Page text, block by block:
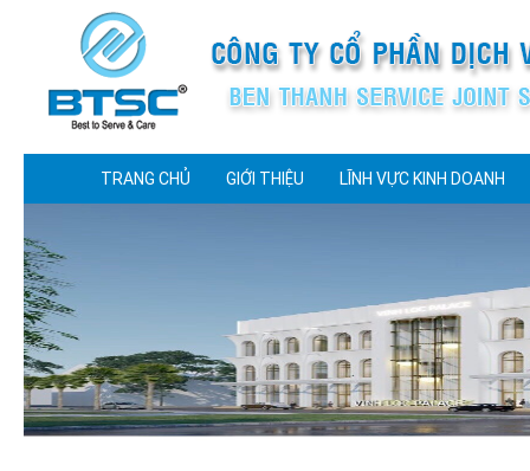
TRANG CHỦ GIỚI THIỆU LĨNH VỰC KINH DOANH